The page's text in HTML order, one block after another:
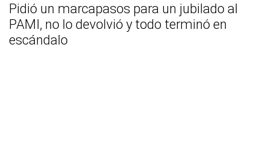
Pidió un marcapasos para un jubilado al
PAMI, no lo devolvió y todo terminó en
escándalo